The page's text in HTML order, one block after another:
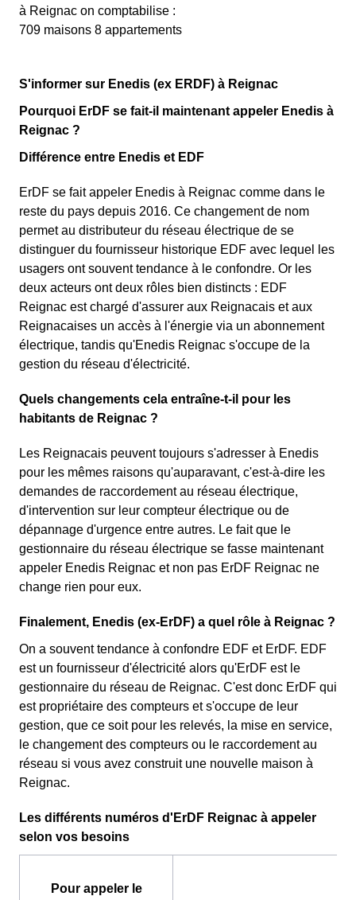
à Reignac on comptabilise :
709 maisons 8 appartements
S'informer sur Enedis (ex ERDF) à Reignac
Pourquoi ErDF se fait-il maintenant appeler Enedis à
Reignac ?
Différence entre Enedis et EDF
ErDF se fait appeler Enedis à Reignac comme dans le
reste du pays depuis 2016. Ce changement de nom
permet au distributeur du réseau électrique de se
distinguer du fournisseur historique EDF avec lequel les
usagers ont souvent tendance à le confondre. Or les
deux acteurs ont deux rôles bien distincts : EDF
Reignac est chargé d'assurer aux Reignacais et aux
Reignacaises un accès à l'énergie via un abonnement
électrique, tandis qu'Enedis Reignac s'occupe de la
gestion du réseau d'électricité.
Quels changements cela entraîne-t-il pour les
habitants de Reignac ?
Les Reignacais peuvent toujours s'adresser à Enedis
pour les mêmes raisons qu'auparavant, c'est-à-dire les
demandes de raccordement au réseau électrique,
d'intervention sur leur compteur électrique ou de
dépannage d'urgence entre autres. Le fait que le
gestionnaire du réseau électrique se fasse maintenant
appeler Enedis Reignac et non pas ErDF Reignac ne
change rien pour eux.
Finalement, Enedis (ex-ErDF) a quel rôle à Reignac ?
On a souvent tendance à confondre EDF et ErDF. EDF
est un fournisseur d'électricité alors qu'ErDF est le
gestionnaire du réseau de Reignac. C'est donc ErDF qui
est propriétaire des compteurs et s'occupe de leur
gestion, que ce soit pour les relevés, la mise en service,
le changement des compteurs ou le raccordement au
réseau si vous avez construit une nouvelle maison à
Reignac.
Les différents numéros d'ErDF Reignac à appeler
selon vos besoins
Pour appeler le